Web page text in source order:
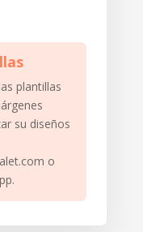
plantillas
su diseños
o